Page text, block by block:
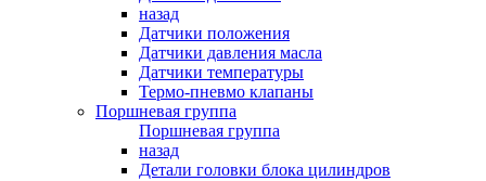
назад
Датчики положения
Датчики давления масла
Датчики температуры
Термо-пневмо клапаны
Поршневая группа
Поршневая группа
назад
Детали головки блока цилиндров